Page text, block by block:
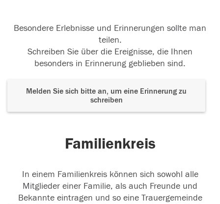
Besondere Erlebnisse und Erinnerungen sollte man
teilen.
Schreiben Sie über die Ereignisse, die Ihnen
besonders in Erinnerung geblieben sind.
Melden Sie sich bitte an, um eine Erinnerung zu
schreiben
Familienkreis
In einem Familienkreis können sich sowohl alle
Mitglieder einer Familie, als auch Freunde und
Bekannte eintragen und so eine Trauergemeinde